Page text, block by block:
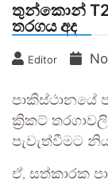
තුන්කොන්
තරගය අද
Editor
පාකිස්ථානයේ
ක්‍රිකට්
පැවැත්වීමට
ඒ, සත්කාරක